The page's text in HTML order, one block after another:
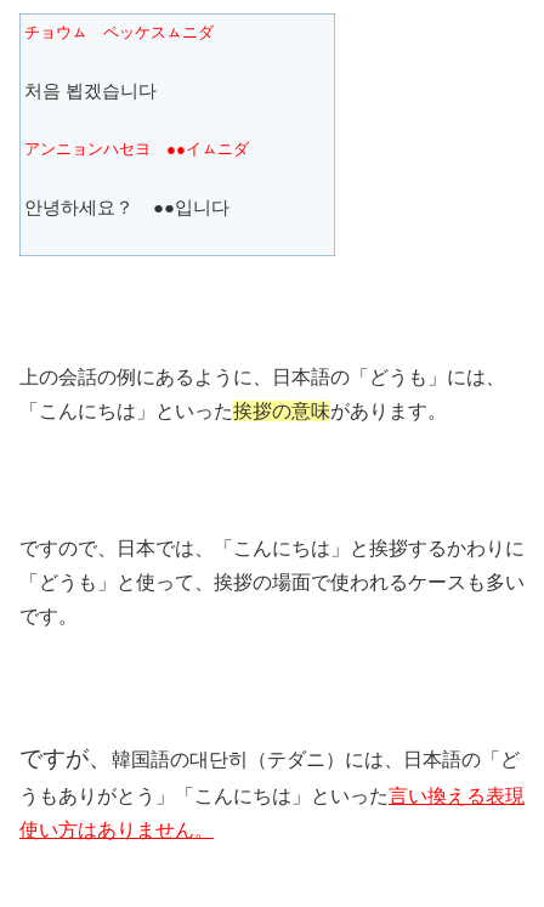
チョウㇺ ペッケスㇺニダ
처음 뵙겠습니다
アンニョンハセヨ ●●イㇺニダ
안녕하세요？ ●●입니다
上の会話の例にあるように、日本語の「どうも」には、
「こんにちは」といった挨拶の意味があります。
ですので、日本では、「こんにちは」と挨拶するかわりに
「どうも」と使って、挨拶の場面で使われるケースも多い
です。
ですが、
韓国語の대단히（テダニ）には、日本語の「ど
うもありがとう」「こんにちは」といった言い換える表現
使い方はありません。